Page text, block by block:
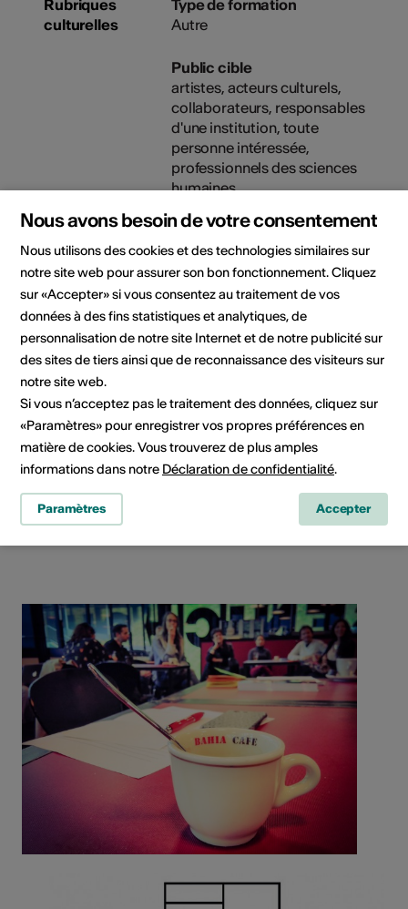
Rubriques
culturelles
Type de formation
Autre
Public cible
artistes, acteurs culturels,
collaborateurs, responsables
d'une institution, toute
personne intéressée,
professionnels des sciences
humaines
Lieu de la formation
Rue de l'Industrie 40, 1950 Sion
Nous avons besoin de votre consentement
Nous utilisons des cookies et des technologies similaires sur
notre site web pour assurer son bon fonctionnement. Cliquez
sur «Accepter» si vous consentez au traitement de vos
données à des fins statistiques et analytiques, de
personnalisation de notre site Internet et de notre publicité sur
des sites de tiers ainsi que de reconnaissance des visiteurs sur
notre site web.
Si vous n’acceptez pas le traitement des données, cliquez sur
«Paramètres» pour enregistrer vos propres préférences en
matière de cookies. Vous trouverez de plus amples
informations dans notre Déclaration de confidentialité.
Paramètres Accepter